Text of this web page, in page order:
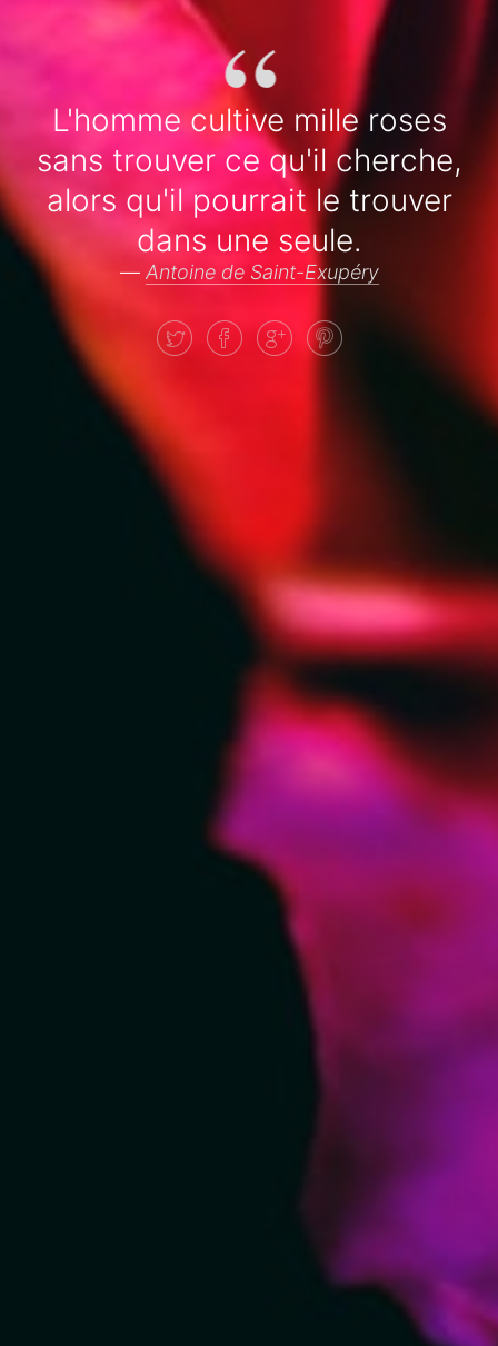
“
L'homme cultive mille roses
sans trouver ce qu'il cherche,
alors qu'il pourrait le trouver
dans une seule.
— Antoine de Saint-Exupéry